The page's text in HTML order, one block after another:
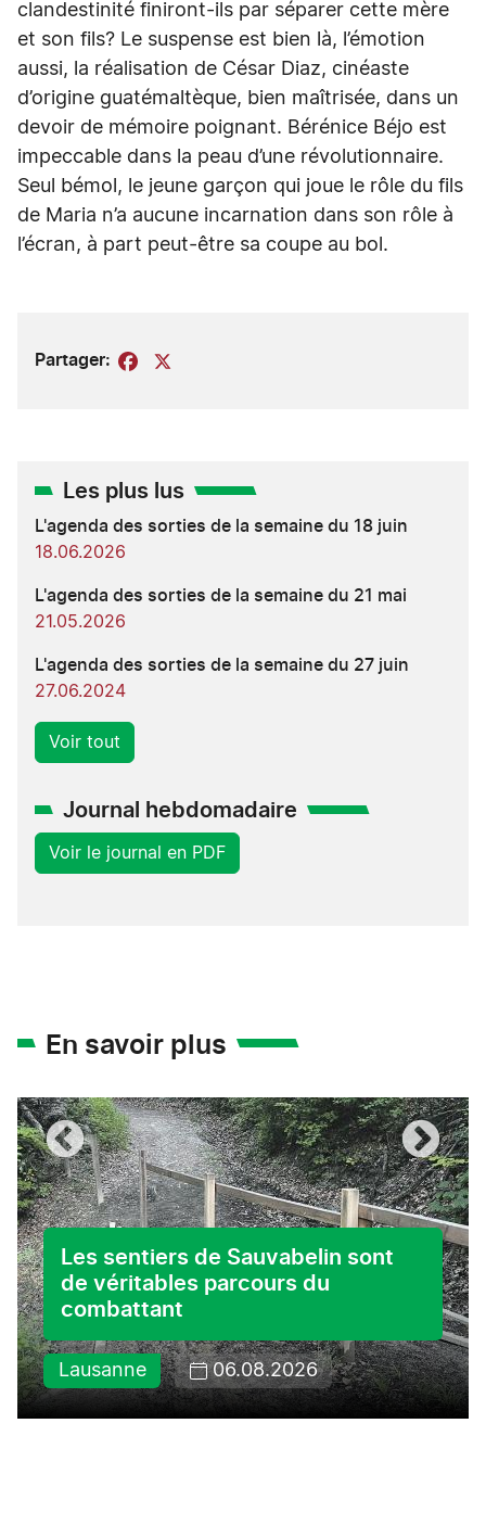
clandestinité finiront-ils par séparer cette mère
et son fils? Le suspense est bien là, l’émotion
aussi, la réalisation de César Diaz, cinéaste
d’origine guatémaltèque, bien maîtrisée, dans un
devoir de mémoire poignant. Bérénice Béjo est
impeccable dans la peau d’une révolutionnaire.
Seul bémol, le jeune garçon qui joue le rôle du fils
de Maria n’a aucune incarnation dans son rôle à
l’écran, à part peut-être sa coupe au bol.
Partager: Facebook
Les plus lus
L'agenda des sorties de la semaine du 18 juin
18.06.2026
L'agenda des sorties de la semaine du 21 mai
21.05.2026
L'agenda des sorties de la semaine du 27 juin
27.06.2024
Voir tout
Journal hebdomadaire
Voir le journal en PDF
En savoir plus
Les sentiers de Sauvabelin sont
de véritables parcours du
combattant
Lausanne 06.08.2026